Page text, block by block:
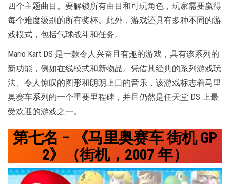
四个主题曲目。要解锁所有曲目和可玩角色，玩家需要赢得
每个难度级别的所有奖杯。此外，游戏还具有多种不同的游
戏模式，包括气球战斗和任务。
Mario Kart DS 是一款令人兴奋且有趣的游戏，具有该系列的
新功能，例如在线模式和新物品。凭借其经典的系列游戏玩
法、令人惊叹的图形和朗朗上口的音乐，该游戏标志着马里
奥赛车系列的一个重要里程碑，并且仍然是任天堂 DS 上最
受欢迎的游戏之一。
第七名 – 《马里奥赛车 街机 GP
2》（街机，2007 年）